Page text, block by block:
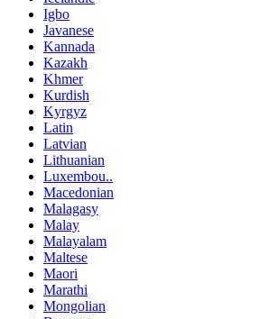
Igbo
Javanese
Kannada
Kazakh
Khmer
Kurdish
Kyrgyz
Latin
Latvian
Lithuanian
Luxembou..
Macedonian
Malagasy
Malay
Malayalam
Maltese
Maori
Marathi
Mongolian